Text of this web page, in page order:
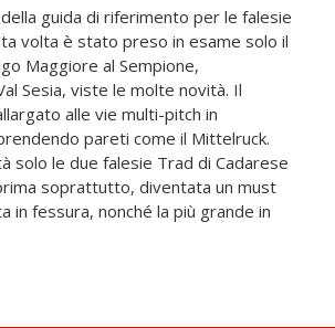
guida di riferimento per le falesie
volta è stato preso in esame solo il
Maggiore al Sempione,
Sesia, viste le molte novità. Il
alle vie multi-pitch in
pareti come il Mittelruck.
solo le due falesie Trad di Cadarese
soprattutto, diventata un must
in fessura, nonché la più grande in